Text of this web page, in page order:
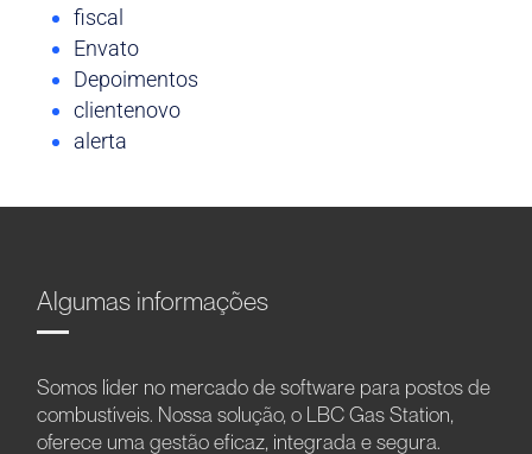
fiscal
Envato
Depoimentos
clientenovo
alerta
Algumas informações
Somos líder no mercado de software para postos de
combustíveis. Nossa solução, o LBC Gas Station,
oferece uma gestão eficaz, integrada e segura.